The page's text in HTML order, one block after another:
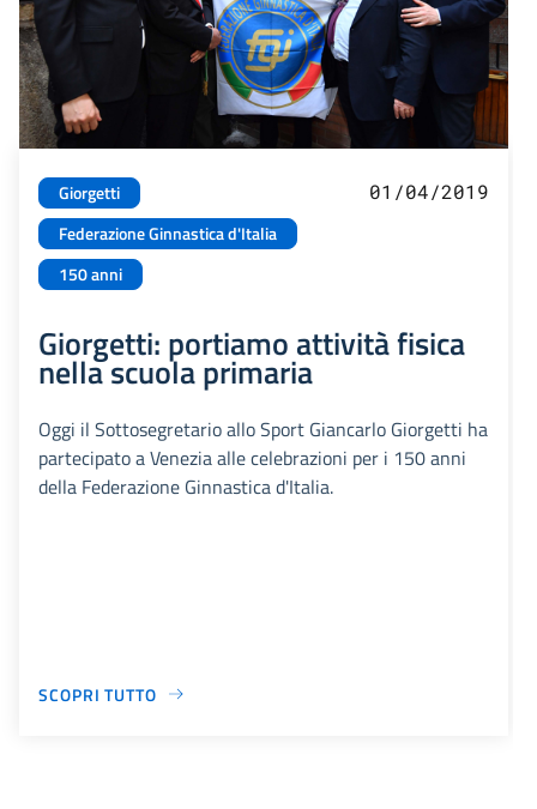
Giorgetti
Federazione Ginnastica d'Italia
150 anni
01/04/2019
Giorgetti: portiamo attività fisica
nella scuola primaria
Oggi il Sottosegretario allo Sport Giancarlo Giorgetti ha
partecipato a Venezia alle celebrazioni per i 150 anni
della Federazione Ginnastica d'Italia.
SCOPRI TUTTO